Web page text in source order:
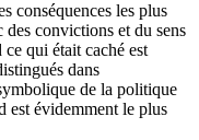
conséquences les plus
convictions et du sens
qui était caché est
dans
de la politique
est évidemment le plus